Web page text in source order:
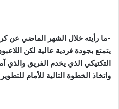
-ما رأيته خلال الشهر الماضي عن
يتمتع بجودة فردية عالية لكن
التكتيكي الذي يخدم الفريق والذي
واتخاذ الخطوة التالية للأمام